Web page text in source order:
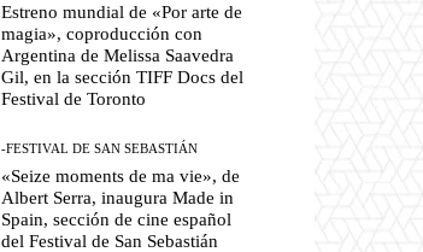
Estreno mundial de «Por arte de
magia», coproducción con
Argentina de Melissa Saavedra
Gil, en la sección TIFF Docs del
Festival de Toronto
-FESTIVAL DE SAN SEBASTIÁN
«Seize moments de ma vie», de
Albert Serra, inaugura Made in
Spain, sección de cine español
del Festival de San Sebastián